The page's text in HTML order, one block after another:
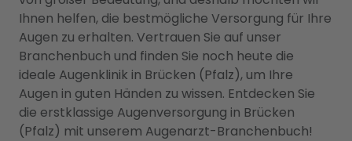
Ihnen helfen, die bestmögliche Versorgung für Ihre
Augen zu erhalten. Vertrauen Sie auf unser
Branchenbuch und finden Sie noch heute die
ideale Augenklinik in Brücken (Pfalz), um Ihre
Augen in guten Händen zu wissen. Entdecken Sie
die erstklassige Augenversorgung in Brücken
(Pfalz) mit unserem Augenarzt-Branchenbuch!